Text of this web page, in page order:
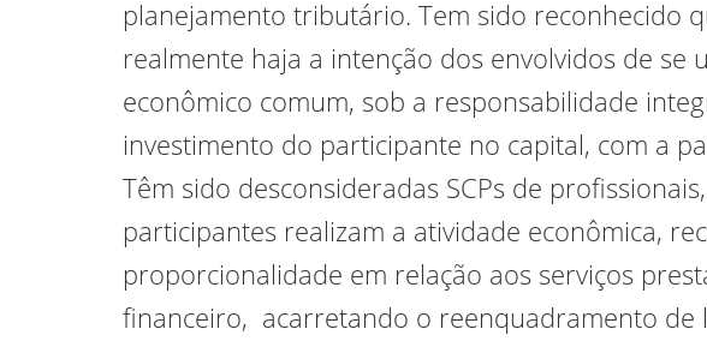
planejamento tributário. Tem sido reconhecido
realmente haja a intenção dos envolvidos de
econômico comum, sob a responsabilidade
investimento do participante no capital, com a
Têm sido desconsideradas SCPs de
participantes realizam a atividade econômica,
proporcionalidade em relação aos serviços
financeiro, acarretando o reenquadramento de